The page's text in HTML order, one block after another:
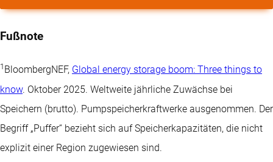
Fußnote
1 BloombergNEF, Global energy storage boom: Three things to
know. Oktober 2025. Weltweite jährliche Zuwächse bei
Speichern (brutto). Pumpspeicherkraftwerke ausgenommen. Der
Begriff „Puffer“ bezieht sich auf Speicherkapazitäten, die nicht
explizit einer Region zugewiesen sind.